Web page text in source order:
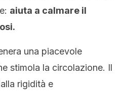
aiuta a calmare il
una piacevole
stimola la circolazione. Il
rigidità e